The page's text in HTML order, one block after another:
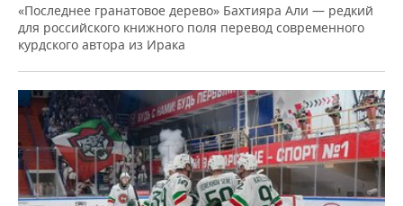
«Последнее гранатовое дерево» Бахтияра Али — редкий
для российского книжного поля перевод современного
курдского автора из Ирака